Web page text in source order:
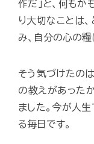
作だ」と、何もか
り大切なことは
み、自分の心の糧
そう気づけたの
の教えがあった
ました。今が人
る毎日です。